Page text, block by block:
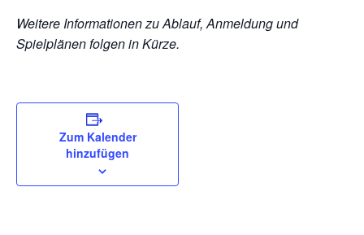
Weitere Informationen zu Ablauf, Anmeldung und
Spielplänen folgen in Kürze.
Zum Kalender
hinzufügen